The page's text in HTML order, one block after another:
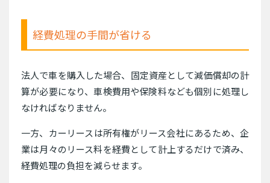
経費処理の手間が省ける
法人で車を購入した場合、固定資産として減価償却の計
算が必要になり、車検費用や保険料なども個別に処理し
なければなりません。
一方、カーリースは所有権がリース会社にあるため、企
業は月々のリース料を経費として計上するだけで済み、
経費処理の負担を減らせます。